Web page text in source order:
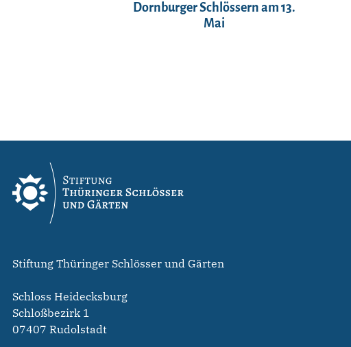
Dornburger Schlössern am 13.
Mai
Stiftung Thüringer Schlösser und Gärten
Schloss Heidecksburg
Schloßbezirk 1
07407 Rudolstadt